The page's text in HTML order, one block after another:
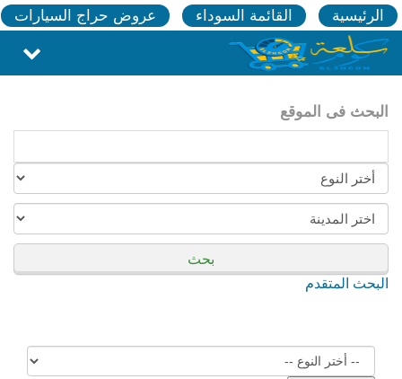
الرئيسية القائمة السوداء عروض حراج السيارات
البحث فى الموقع
بحث
البحث المتقدم